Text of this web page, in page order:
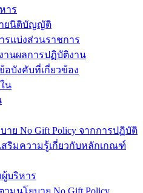
าร
ายนิติบัญญัติ
รแบ่งส่วนราชการ
านผลการปฏิบัติงาน
อบังคับที่เกี่ยวข้อง
น
าย No Gift Policy จากการปฏิบัติ
ริมความรู้เกี่ยวกับหลักเกณฑ์
บริหาร
มนโยบาย No Gift Policy